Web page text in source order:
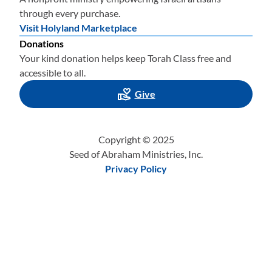
anuales. Significaba adoptar el estilo de vida divinamente
ordenado. Significaba tomar cada decisión de la vida a la
luz del liderazgo divino, no en la oscuridad de la
autoconfianza personal o de las reglas impuestas por el
hombre.
Significaba que Dios podía, y de hecho lo haría, deshacer
cuando su pueblo tenía miedo y por eso se retraía ante las
dificultades y los reveses".
through every purchase.
Visit Holyland Marketplace
Donations
Your kind donation helps keep Torah Class free and
accessible to all.
Give
Copyright © 2025
Seed of Abraham Ministries, Inc.
Privacy Policy